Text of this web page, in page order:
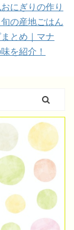
にぎりの作り
の産地ごはん
とめ｜マナ
を紹介！